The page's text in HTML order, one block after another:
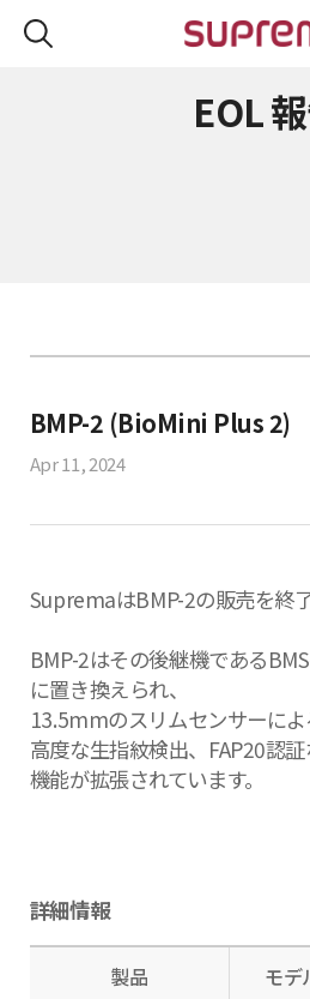
EOL
BMP-2 (BioMini Plus 2)
Apr 11, 2024
SupremaはBMP-2の販売を終了
BMP-2はその後継機である
に置き換えられ、
13.5mmのスリムセンサーによ
高度な生指紋検出、FAP20認証
機能が拡張されています。
詳細情報
製品 モデ